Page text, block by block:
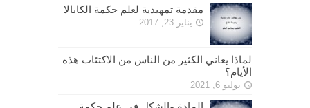
مقدمة تمهيدية لعلم حكمة الكابالا
يناير 23, 2017
لماذا يعاني الكثير من الناس من الاكتئاب هذه
الأيام؟
يوليو 6, 2021